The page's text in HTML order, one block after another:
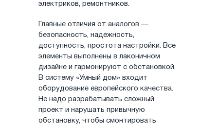
электриков, ремонтников.
Главные отличия от аналогов —
безопасность, надежность,
доступность, простота настройки. Все
элементы выполнены в лаконичном
дизайне и гармонируют с обстановкой.
В систему «Умный дом» входит
оборудование европейского качества.
Не надо разрабатывать сложный
проект и нарушать привычную
обстановку, чтобы смонтировать